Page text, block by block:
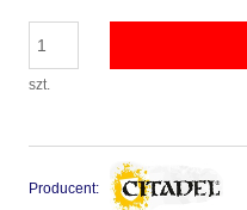
szt.
Producent: